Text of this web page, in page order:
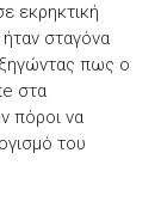
εκρηκτική
σταγόνα
πως ο
στα
πόροι να
του